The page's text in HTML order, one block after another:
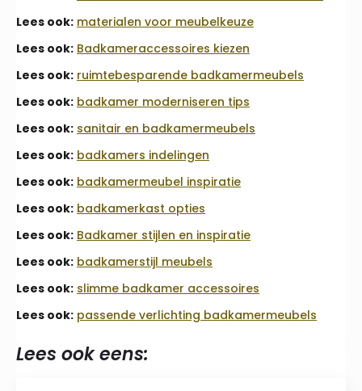
Lees ook: materialen voor meubelkeuze
Lees ook: Badkameraccessoires kiezen
Lees ook: ruimtebesparende badkamermeubels
Lees ook: badkamer moderniseren tips
Lees ook: sanitair en badkamermeubels
Lees ook: badkamers indelingen
Lees ook: badkamermeubel inspiratie
Lees ook: badkamerkast opties
Lees ook: Badkamer stijlen en inspiratie
Lees ook: badkamerstijl meubels
Lees ook: slimme badkamer accessoires
Lees ook: passende verlichting badkamermeubels
Lees ook eens: